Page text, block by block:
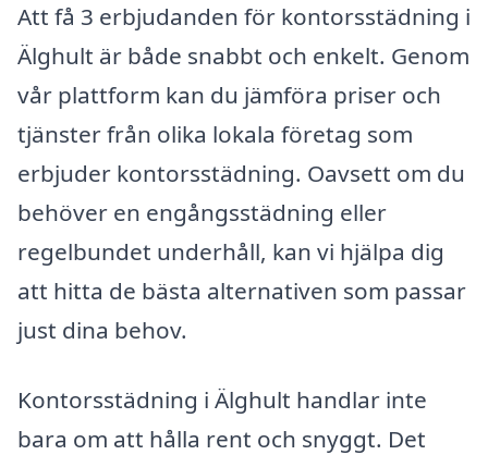
Att få 3 erbjudanden för kontorsstädning i
Älghult är både snabbt och enkelt. Genom
vår plattform kan du jämföra priser och
tjänster från olika lokala företag som
erbjuder kontorsstädning. Oavsett om du
behöver en engångsstädning eller
regelbundet underhåll, kan vi hjälpa dig
att hitta de bästa alternativen som passar
just dina behov.
Kontorsstädning i Älghult handlar inte
bara om att hålla rent och snyggt. Det